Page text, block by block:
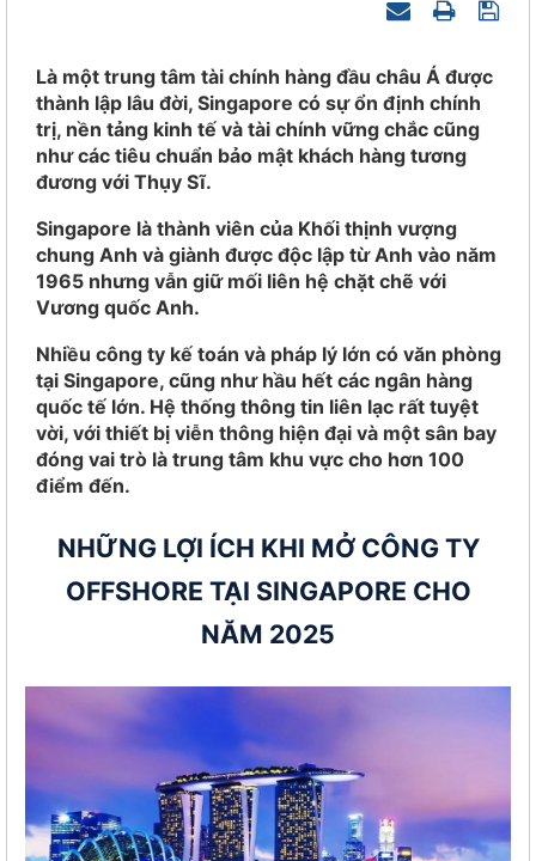
Là một trung tâm tài chính hàng đầu châu Á được
thành lập lâu đời, Singapore có sự ổn định chính
trị, nền tảng kinh tế và tài chính vững chắc cũng
như các tiêu chuẩn bảo mật khách hàng tương
đương với Thụy Sĩ.
Singapore là thành viên của Khối thịnh vượng
chung Anh và giành được độc lập từ Anh vào năm
1965 nhưng vẫn giữ mối liên hệ chặt chẽ với
Vương quốc Anh.
Nhiều công ty kế toán và pháp lý lớn có văn phòng
tại Singapore, cũng như hầu hết các ngân hàng
quốc tế lớn. Hệ thống thông tin liên lạc rất tuyệt
vời, với thiết bị viễn thông hiện đại và một sân bay
đóng vai trò là trung tâm khu vực cho hơn 100
điểm đến.
NHỮNG LỢI ÍCH KHI MỞ CÔNG TY
OFFSHORE TẠI SINGAPORE CHO
NĂM 2025